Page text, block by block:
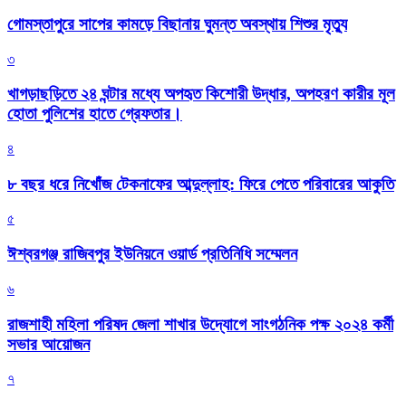
গোমস্তাপুরে সাপের কামড়ে বিছানায় ঘুমন্ত অবস্থায় শিশুর মৃত্যু
৩
খাগড়াছড়িতে ২৪ ঘন্টার মধ্যে অপহৃত কিশোরী উদ্ধার, অপহরণ কারীর মূল
হোতা পুলিশের হাতে গ্রেফতার।
৪
৮ বছর ধরে নিখোঁজ টেকনাফের আব্দুল্লাহ: ফিরে পেতে পরিবারের আকুতি
৫
ঈশ্বরগঞ্জ রাজিবপুর ইউনিয়নে ওয়ার্ড প্রতিনিধি সম্মেলন
৬
রাজশাহী মহিলা পরিষদ জেলা শাখার উদ্যোগে সাংগঠনিক পক্ষ ২০২৪ কর্মী
সভার আয়োজন
৭